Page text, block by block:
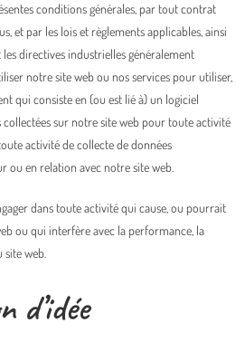
conditions générales, par tout contrat
et par les lois et règlements applicables, ainsi
directives industrielles généralement
notre site web ou nos services pour utiliser,
qui consiste en (ou est lié à) un logiciel
sur notre site web pour toute activité
activité de collecte de données
ou en relation avec notre site web.
dans toute activité qui cause, ou pourrait
ou qui interfère avec la performance, la
web.
d’idée